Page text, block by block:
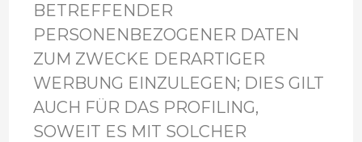
BETREFFENDER
PERSONENBEZOGENER DATEN
ZUM ZWECKE DERARTIGER
WERBUNG EINZULEGEN; DIES GILT
AUCH FÜR DAS PROFILING,
SOWEIT ES MIT SOLCHER